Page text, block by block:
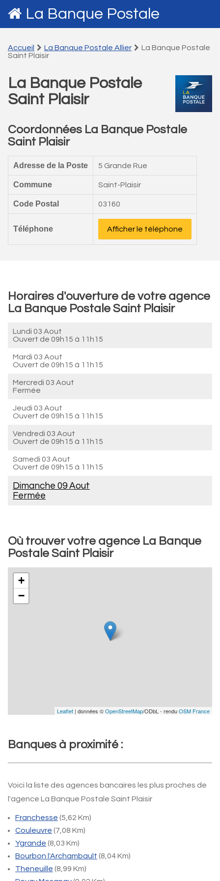
La Banque Postale
Accueil La Banque Postale Allier
La Banque Postale
Saint Plaisir
La Banque Postale
Saint Plaisir
Coordonnées La Banque Postale
Saint Plaisir
Adresse de la Poste 5 Grande Rue
Commune Saint-Plaisir
Code Postal 03160
Téléphone Afficher le téléphone
Horaires d'ouverture de votre agence
La Banque Postale Saint Plaisir
Lundi 03 Aout
Ouvert de 09h15 à 11h15
Mardi 03 Aout
Ouvert de 09h15 à 11h15
Mercredi 03 Aout
Fermée
Jeudi 03 Aout
Ouvert de 09h15 à 11h15
Vendredi 03 Aout
Ouvert de 09h15 à 11h15
Samedi 03 Aout
Ouvert de 09h15 à 11h15
Dimanche 09 Aout
Fermée
Où trouver votre agence La Banque
Postale Saint Plaisir
+
−
Leaflet | données ©OpenStreetMap/ODbL - renduOSM France
Banques à proximité :
Voici la liste des agences bancaires les plus proches de
l'agence La Banque Postale Saint Plaisir
Franchesse (5,62 Km)
Couleuvre (7,08 Km)
Ygrande (8,03 Km)
Bourbon l'Archambault (8,04 Km)
Theneuille (8,99 Km)